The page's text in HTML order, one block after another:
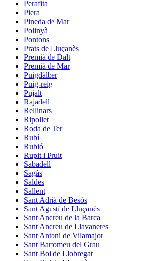
Perafita
Piera
Pineda de Mar
Polinyà
Pontons
Prats de Lluçanès
Premià de Dalt
Premià de Mar
Puigdàlber
Puig-reig
Pujalt
Rajadell
Rellinars
Ripollet
Roda de Ter
Rubí
Rubió
Rupit i Pruit
Sabadell
Sagàs
Saldes
Sallent
Sant Adrià de Besòs
Sant Agustí de Lluçanès
Sant Andreu de la Barca
Sant Andreu de Llavaneres
Sant Antoni de Vilamajor
Sant Bartomeu del Grau
Sant Boi de Llobregat